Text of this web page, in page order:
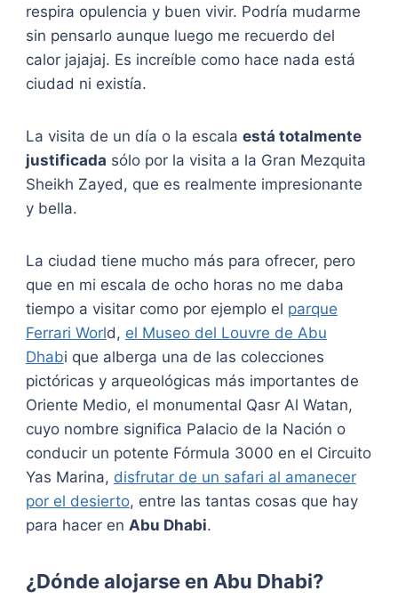
respira opulencia y buen vivir. Podría mudarme
sin pensarlo aunque luego me recuerdo del
calor jajajaj. Es increíble como hace nada está
ciudad ni existía.
La visita de un día o la escala está totalmente
justificada sólo por la visita a la Gran Mezquita
Sheikh Zayed, que es realmente impresionante
y bella.
La ciudad tiene mucho más para ofrecer, pero
que en mi escala de ocho horas no me daba
tiempo a visitar como por ejemplo el parque
Ferrari World, el Museo del Louvre de Abu
Dhabi que alberga una de las colecciones
pictóricas y arqueológicas más importantes de
Oriente Medio, el monumental Qasr Al Watan,
cuyo nombre significa Palacio de la Nación o
conducir un potente Fórmula 3000 en el Circuito
Yas Marina, disfrutar de un safari al amanecer
por el desierto, entre las tantas cosas que hay
para hacer en Abu Dhabi.
¿Dónde alojarse en Abu Dhabi?